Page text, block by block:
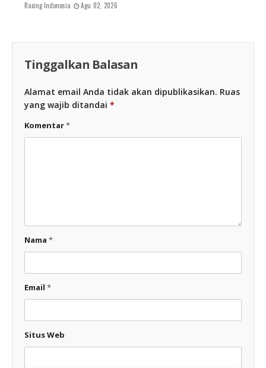
Racing Indonesia Agu 02, 2026
Tinggalkan Balasan
Alamat email Anda tidak akan dipublikasikan. Ruas
yang wajib ditandai *
Komentar*
Nama *
Email *
Situs Web